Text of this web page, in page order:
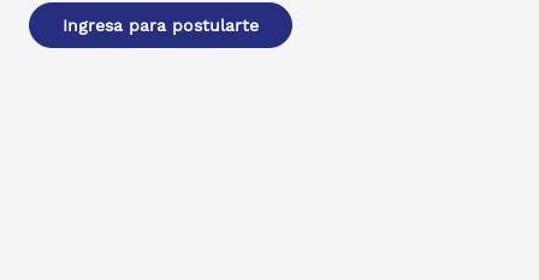
Ingresa para postularte